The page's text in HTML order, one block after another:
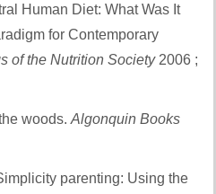
Human Diet: What Was It
for Contemporary
of the Nutrition Society2006 ;
woods. Algonquin Books
parenting: Using the